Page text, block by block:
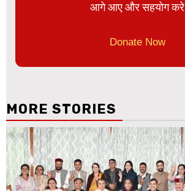
आगे आए और सहयोग करे
Donate Now
MORE STORIES